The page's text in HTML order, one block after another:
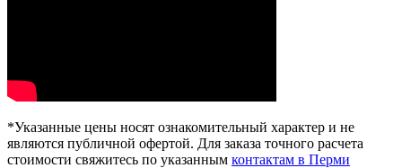
*Указанные цены носят ознакомительный характер и не
являются публичной офертой. Для заказа точного расчета
стоимости свяжитесь по указанным контактам в Перми